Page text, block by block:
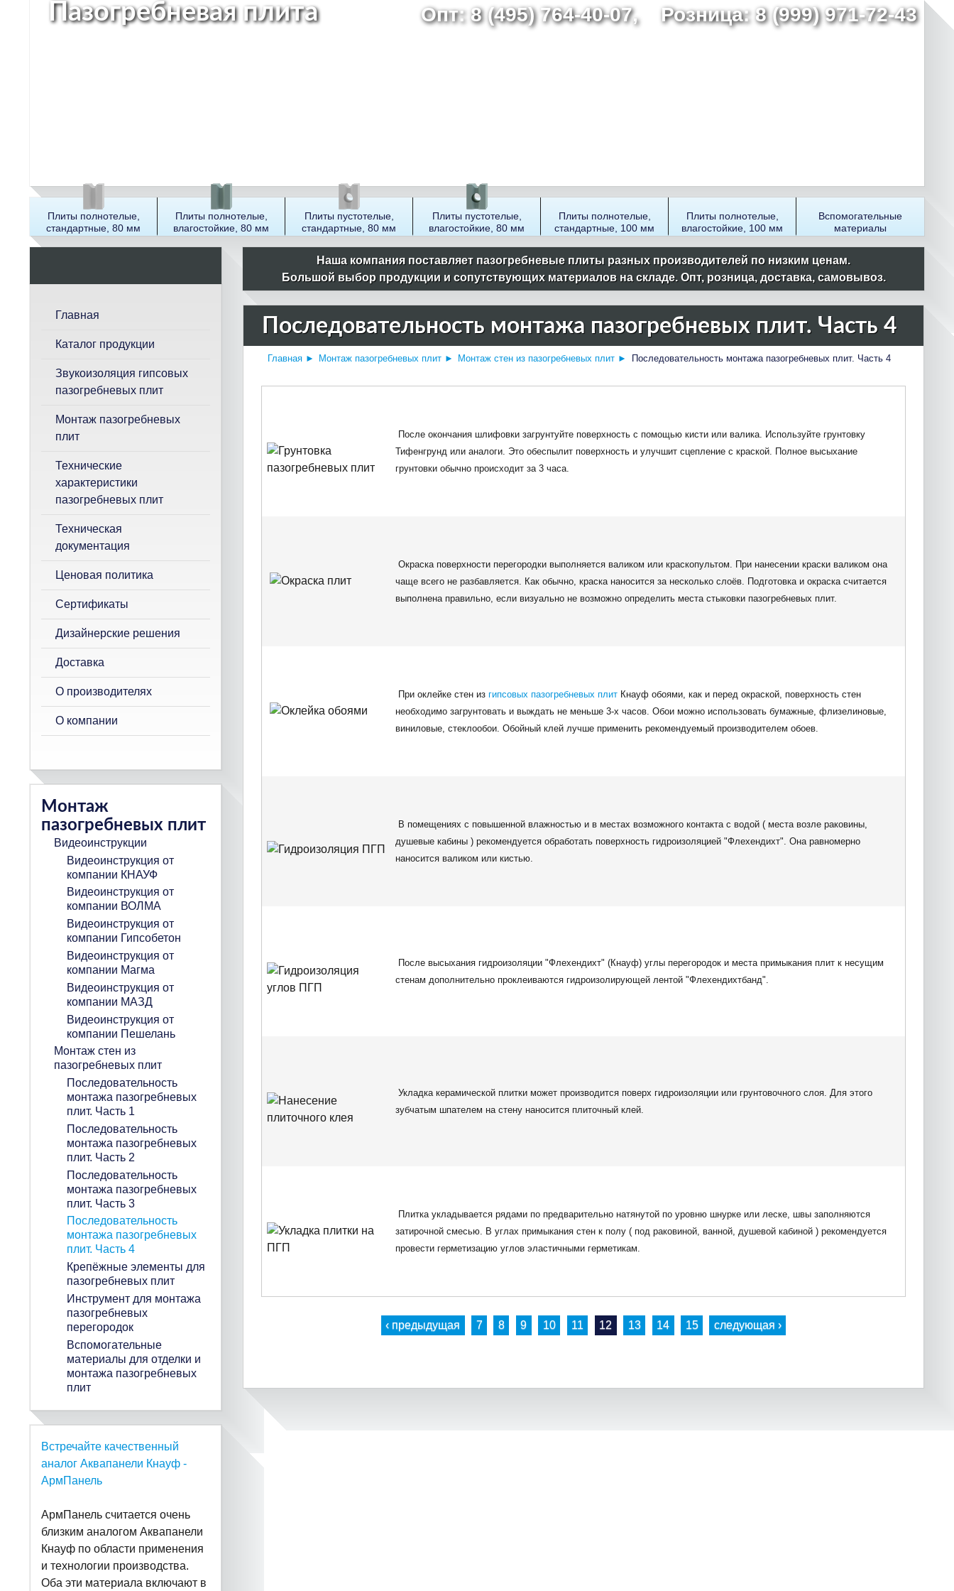
Перейти
Пазогребневая плита Опт: 8 (495) 764-40-07, Розница: 8 (999) 971-72-43
Плиты полнотелые,
стандартные, 80 мм
Плиты полнотелые,
влагостойкие, 80 мм
Плиты пустотелые,
стандартные, 80 мм
Плиты пустотелые,
влагостойкие, 80 мм
Плиты полнотелые,
стандартные, 100 мм
Плиты полнотелые,
влагостойкие, 100 мм
Вспомогательные
материалы
Наша компания поставляет пазогребневые плиты разных производителей по низким ценам.
Большой выбор продукции и сопутствующих материалов на складе. Опт, розница, доставка, самовывоз.
Последовательность монтажа пазогребневых плит. Часть 4
Главная► Монтаж пазогребневых плит► Монтаж стен из пазогребневых плит ► Последовательность монтажа пазогребневых плит. Часть 4
После окончания шлифовки загрунтуйте поверхность с помощью кисти или валика. Используйте грунтовку
Тифенгрунд или аналоги. Это обеспылит поверхность и улучшит сцепление с краской. Полное высыхание
грунтовки обычно происходит за 3 часа.
Окраска поверхности перегородки выполняется валиком или краскопультом. При нанесении краски валиком она
чаще всего не разбавляется. Как обычно, краска наносится за несколько слоёв. Подготовка и окраска считается
выполнена правильно, если визуально не возможно определить места стыковки пазогребневых плит.
При оклейке стен из гипсовых пазогребневых плит Кнауф обоями, как и перед окраской, поверхность стен
необходимо загрунтовать и выждать не меньше 3-х часов. Обои можно использовать бумажные, флизелиновые,
виниловые, стеклообои. Обойный клей лучше применить рекомендуемый производителем обоев.
В помещениях с повышенной влажностью и в местах возможного контакта с водой ( места возле раковины,
душевые кабины ) рекомендуется обработать поверхность гидроизоляцией "Флехендихт". Она равномерно
наносится валиком или кистью.
После высыхания гидроизоляции "Флехендихт" (Кнауф) углы перегородок и места примыкания плит к несущим
стенам дополнительно проклеиваются гидроизолирующей лентой "Флехендихтбанд".
Укладка керамической плитки может производится поверх гидроизоляции или грунтовочного слоя. Для этого
зубчатым шпателем на стену наносится плиточный клей.
Плитка укладывается рядами по предварительно натянутой по уровню шнурке или леске, швы заполняются
затирочной смесью. В углах примыкания стен к полу ( под раковиной, ванной, душевой кабиной ) рекомендуется
провести герметизацию углов эластичными герметикам.
‹ предыдущая 7 8 9 10 11 12 13 14 15 следующая ›
Главная
Каталог продукции
Звукоизоляция гипсовых
пазогребневых плит
Монтаж пазогребневых
плит
Технические
характеристики
пазогребневых плит
Техническая
документация
Ценовая политика
Сертификаты
Дизайнерские решения
Доставка
О производителях
О компании
Монтаж
пазогребневых плит
Видеоинструкции
Видеоинструкция от
компании КНАУФ
Видеоинструкция от
компании ВОЛМА
Видеоинструкция от
компании Гипсобетон
Видеоинструкция от
компании Магма
Видеоинструкция от
компании МАЗД
Видеоинструкция от
компании Пешелань
Монтаж стен из
пазогребневых плит
Последовательность
монтажа пазогребневых
плит. Часть 1
Последовательность
монтажа пазогребневых
плит. Часть 2
Последовательность
монтажа пазогребневых
плит. Часть 3
Последовательность
монтажа пазогребневых
плит. Часть 4
Крепёжные элементы для
пазогребневых плит
Инструмент для монтажа
пазогребневых
перегородок
Вспомогательные
материалы для отделки и
монтажа пазогребневых
плит
Встречайте качественный
аналог Аквапанели Кнауф -
АрмПанель
АрмПанель считается очень
близким аналогом Аквапанели
Кнауф по области применения
и технологии производства.
Оба эти материала включают в